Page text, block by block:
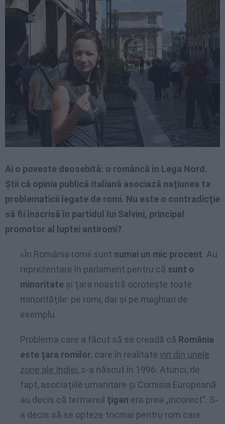
Ai o poveste deosebită: o româncă în Lega Nord.
Ştii că opinia publică italiană asociază naţiunea ta
problematicii legate de romi. Nu este o contradicţie
să fii înscrisă în partidul lui Salvini, principal
promotor al luptei antiromi?
«În România romii sunt numai un mic procent. Au
reprezentare în parlament pentru că sunt o
minoritate şi ţara noastră ocroteşte toate
minorităţile: pe romi, dar şi pe maghiari de
exemplu.
Problema care a făcut să se creadă că România
este ţara romilor, care în realitate vin din unele
zone ale Indiei, s-a născut în 1996. Atunci, de
fapt, asociaţiile umanitare şi Comisia Europeană
au decis că termenul ţigan era prea „incorect”. S-
a decis să se opteze tocmai pentru rom care